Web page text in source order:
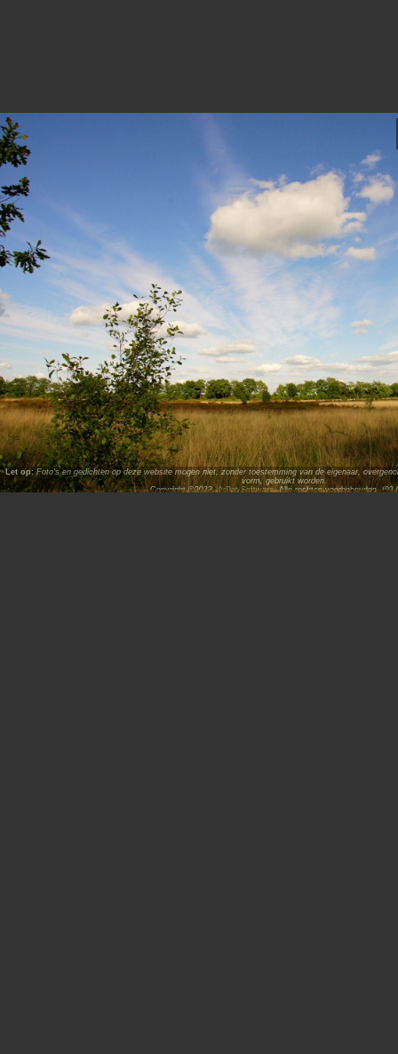
Let op: Foto's en gedichten op deze website mogen niet, zonder toestemming van de eigenaar,
vorm, gebruikt worden.
Copyright ©2023,ArPat Software. Alle rechten voorbehouden.